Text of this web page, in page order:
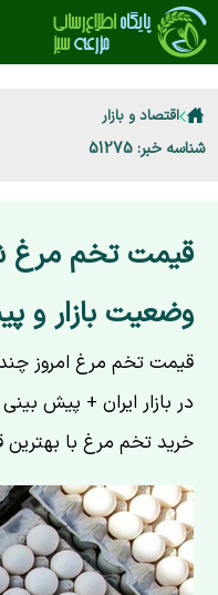
اقتصاد و بازار
شناسه خبر: 51275
قیمت تخم
وضعیت بازار و
قیمت تخم مرغ امروز
در بازار ایران + پیش
خرید تخم مرغ با